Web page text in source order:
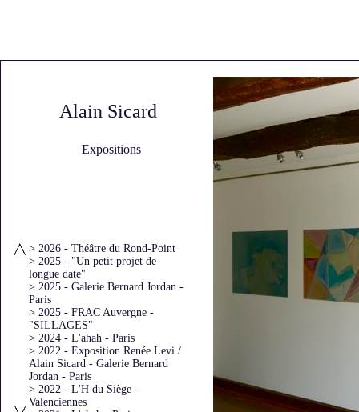
Alain Sicard
Expositions
> 2026 - Théâtre du Rond-Point
> 2025 - "Un petit projet de
longue date"
> 2025 - Galerie Bernard Jordan -
Paris
> 2025 - FRAC Auvergne -
"SILLAGES"
> 2024 - L'ahah - Paris
> 2022 - Exposition Renée Levi /
Alain Sicard - Galerie Bernard
Jordan - Paris
> 2022 - L'H du Siège -
Valenciennes